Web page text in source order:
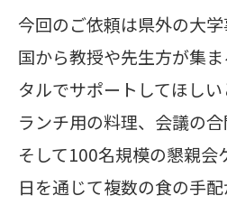
今回のご依頼は県外の大
国から教授や先生方が集
タルでサポートしてほしい
ランチ用の料理、会議の合
そして100名規模の懇親会
日を通じて複数の食の手